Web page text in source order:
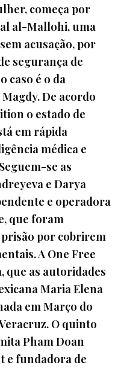
começa por
al-Mallohi, uma
acusação, por
segurança de
caso é o da
De acordo
o estado de
em rápida
médica e
se as
e Darya
e operadora
que foram
prisão por cobrirem
A One Free
que as autoridades
Maria Elena
em Março do
O quinto
Pham Doan
e fundadora de